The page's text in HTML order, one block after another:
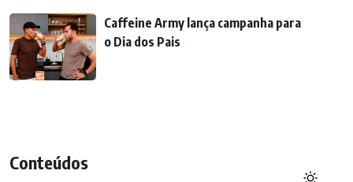
Caffeine Army lança campanha para
o Dia dos Pais
Conteúdos